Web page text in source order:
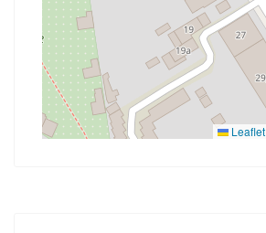
Leaflet